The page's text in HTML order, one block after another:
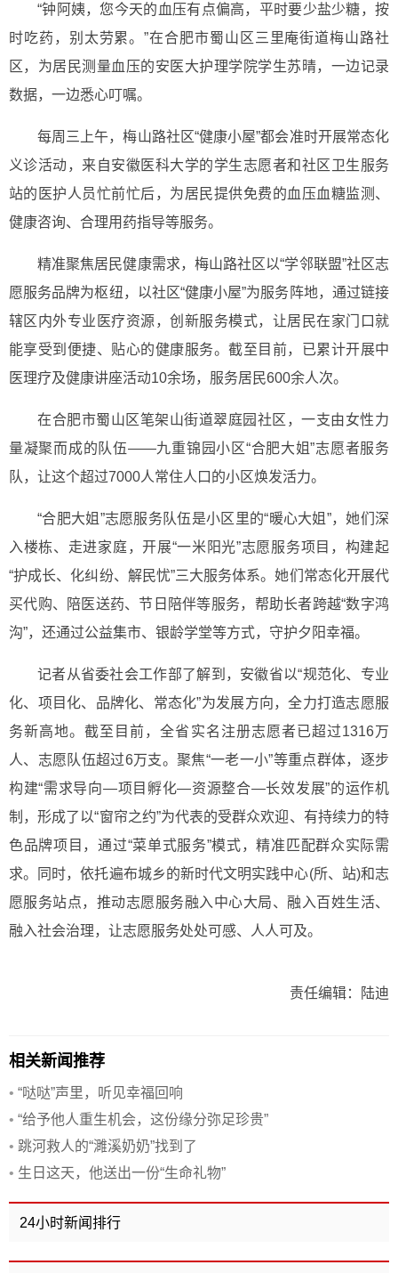
“钟阿姨，您今天的血压有点偏高，平时要少盐少糖，按
时吃药，别太劳累。”在合肥市蜀山区三里庵街道梅山路社
区，为居民测量血压的安医大护理学院学生苏晴，一边记录
数据，一边悉心叮嘱。
每周三上午，梅山路社区“健康小屋”都会准时开展常态化
义诊活动，来自安徽医科大学的学生志愿者和社区卫生服务
站的医护人员忙前忙后，为居民提供免费的血压血糖监测、
健康咨询、合理用药指导等服务。
精准聚焦居民健康需求，梅山路社区以“学邻联盟”社区志
愿服务品牌为枢纽，以社区“健康小屋”为服务阵地，通过链接
辖区内外专业医疗资源，创新服务模式，让居民在家门口就
能享受到便捷、贴心的健康服务。截至目前，已累计开展中
医理疗及健康讲座活动10余场，服务居民600余人次。
在合肥市蜀山区笔架山街道翠庭园社区，一支由女性力
量凝聚而成的队伍——九重锦园小区“合肥大姐”志愿者服务
队，让这个超过7000人常住人口的小区焕发活力。
“合肥大姐”志愿服务队伍是小区里的“暖心大姐”，她们深
入楼栋、走进家庭，开展“一米阳光”志愿服务项目，构建起
“护成长、化纠纷、解民忧”三大服务体系。她们常态化开展代
买代购、陪医送药、节日陪伴等服务，帮助长者跨越“数字鸿
沟”，还通过公益集市、银龄学堂等方式，守护夕阳幸福。
记者从省委社会工作部了解到，安徽省以“规范化、专业
化、项目化、品牌化、常态化”为发展方向，全力打造志愿服
务新高地。截至目前，全省实名注册志愿者已超过1316万
人、志愿队伍超过6万支。聚焦“一老一小”等重点群体，逐步
构建“需求导向―项目孵化―资源整合―长效发展”的运作机
制，形成了以“窗帘之约”为代表的受群众欢迎、有持续力的特
色品牌项目，通过“菜单式服务”模式，精准匹配群众实际需
求。同时，依托遍布城乡的新时代文明实践中心(所、站)和志
愿服务站点，推动志愿服务融入中心大局、融入百姓生活、
融入社会治理，让志愿服务处处可感、人人可及。
责任编辑：陆迪
相关新闻推荐
• “哒哒”声里，听见幸福回响
• “给予他人重生机会，这份缘分弥足珍贵”
• 跳河救人的“濉溪奶奶”找到了
• 生日这天，他送出一份“生命礼物”
24小时新闻排行